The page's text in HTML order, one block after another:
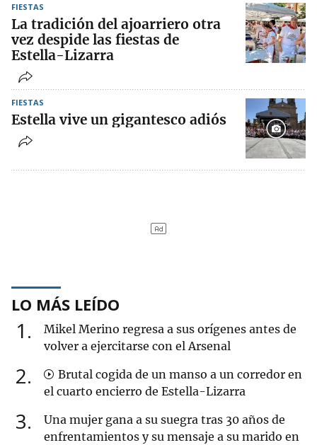
FIESTAS
La tradición del ajoarriero otra
vez despide las fiestas de
Estella-Lizarra
FIESTAS
Estella vive un gigantesco adiós
LO MÁS LEÍDO
1
Mikel Merino regresa a sus orígenes antes de
volver a ejercitarse con el Arsenal
2
Brutal cogida de un manso a un corredor en
el cuarto encierro de Estella-Lizarra
3
Una mujer gana a su suegra tras 30 años de
enfrentamientos y su mensaje a su marido en